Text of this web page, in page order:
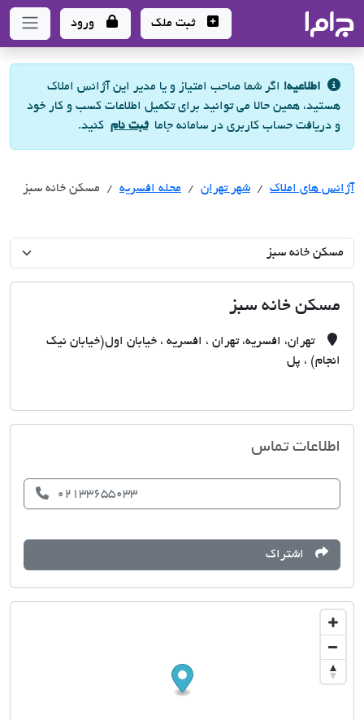
- سامانه جامع املاک و مشاورین املاک
ثبت ملک ورود
اطلاعیه! اگر شما صاحب امتیاز و یا مدیر این آژانس املاک
هستید، همین حالا می توانید برای تکمیل اطلاعات کسب و کار خود
و دریافت حساب کاربری در سامانه جاماثبت نام کنید.
آژانس های املاک آژانس های املاک
شهر تهران آژانس های املاک
محله افسریه مسکن خانه سبز
مسکن خانه سبز
تهران، افسریه، تهران ، افسریه ، خیابان اول(خیابان نیک
انجام) ، پل
اطلاعات تماس
02133655033
اشتراک